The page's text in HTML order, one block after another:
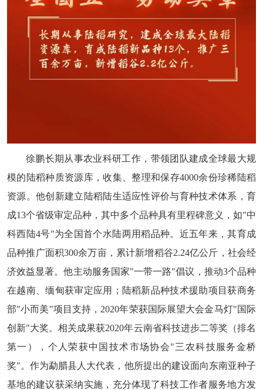
徐鹏长期从事农业科研工作，带领团队建成全球最大规
模的陆稻种质资源库，收集、整理和保存4000余份珍稀陆稻
资源。他创新建立陆稻陆生适应性评价与育种技术体系，育
成13个省级审定品种，其中多个品种具有里程碑意义，如"中
科西陆4号"为全国首个水陆两用稻品种。近五年来，其育成
品种推广面积300余万亩，累计新增稻谷2.24亿公斤，社会经
济效益显著。他主动服务国家"一带一路"倡议，推动3个品种
在越南、缅甸获审定应用；陆稻新品种技术援助项目获商务
部"小而美"项目支持，2020年荣获国际展望大会金马灯"国际
创新"大奖。相关成果获2020年云南省科技进步二等奖（排名
第一），个人荣获中国技术市场协会"三农科技服务金桥
奖"。作为勐腊县人大代表，他所提出的建设面向东南亚种子
基地的建议获采纳实施，充分体现了科技工作者服务地方发